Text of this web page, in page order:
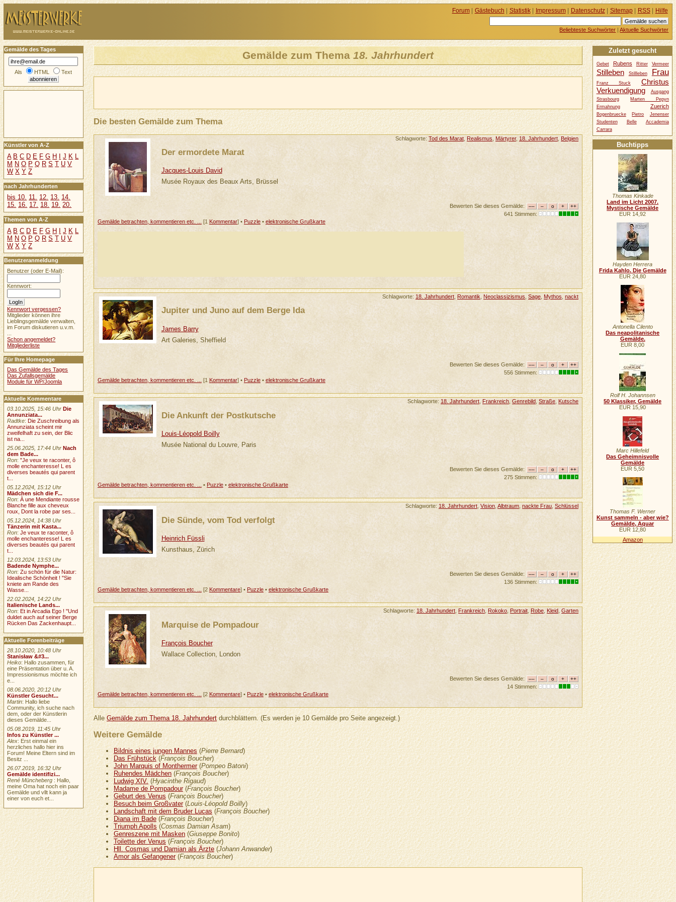
Gemälde zum Thema 18. Jahrhundert
Die besten Gemälde zum Thema
Schlagworte:Tod des Marat Realismus ,Märtyrer, 18. Jahrhundert ,Belgien
Der ermordete Marat
Jacques-Louis David
Musée Royaux des Beaux Arts, Brüssel
Bewerten Sie dieses Gemälde:
641 Stimmen:
Gemälde betrachten, kommentieren etc. ...
[1 Kommentar] • Puzzle• elektronische Grußkarte
Schlagworte: 18. Jahrhundert Romantik Neoclassizismus ,Sage Mythos ,nackt
Jupiter und Juno auf dem Berge Ida
James Barry
Art Galeries, Sheffield
Bewerten Sie dieses Gemälde:
556 Stimmen:
Gemälde betrachten, kommentieren etc. ...
[1 Kommentar] • Puzzle• elektronische Grußkarte
Schlagworte: 18. Jahrhundert Frankreich ,Genrebild ,Straße Kutsche
Die Ankunft der Postkutsche
Louis-Léopold Boilly
Musée National du Louvre, Paris
Bewerten Sie dieses Gemälde:
275 Stimmen:
Gemälde betrachten, kommentieren etc. ...
• Puzzle• elektronische Grußkarte
Schlagworte: 18. Jahrhundert ,Vision ,Albtraum ,nackte Frau ,Schlüssel
Die Sünde, vom Tod verfolgt
Heinrich Füssli
Kunsthaus, Zürich
Bewerten Sie dieses Gemälde:
136 Stimmen:
Gemälde betrachten, kommentieren etc. ...
[2 Kommentare] • Puzzle• elektronische Grußkarte
Schlagworte:18. Jahrhundert, Frankreich, Rokoko, Portrait, Robe, Kleid,Garten
Marquise de Pompadour
François Boucher
Wallace Collection, London
Bewerten Sie dieses Gemälde:
14 Stimmen:
Gemälde betrachten, kommentieren etc. ...
[2 Kommentare] • Puzzle• elektronische Grußkarte
AlleGemälde zum Thema 18. Jahrhundertdurchblättern. (Es werden je 10 Gemälde pro Seite angezeigt.)
Weitere Gemälde
Bildnis eines jungen Mannes(Pierre Bernard)
Das Frühstück(François Boucher)
John Marquis of Monthermer(Pompeo Batoni)
Ruhendes Mädchen(François Boucher)
Ludwig XIV.(Hyacinthe Rigaud)
Madame de Pompadour(François Boucher)
Geburt des Venus(François Boucher)
Besuch beim Großvater(Louis-Léopold Boilly)
Landschaft mit dem Bruder Lucas(François Boucher)
Diana im Bade(François Boucher)
Triumph Apolls(Cosmas Damian Asam)
Genreszene mit Masken(Giuseppe Bonito)
Toilette der Venus(François Boucher)
Hll. Cosmas und Damian als Ärzte(Johann Anwander)
Amor als Gefangener(François Boucher)
Gemälde des Tages
Als HTML Text
Künstler von A-Z
A B C D E F G H J K L
M N O P Q R S T U V
W X Y Z
nach Jahrhunderten
bis 10. 11. 12. 13. 14.
15. 16. 17. 18. 19. 20.
Themen von A-Z
A B C D E F G H I J K L
M N O P Q R S T U V
W X Y Z
Benutzeranmeldung
Benutzer (oder E-Mail):
Kennwort:
Kennwort vergessen?
Mitglieder können ihre
Lieblingsgemälde verwalten,
im Forum diskutieren u.v.m.
Schon angemeldet?
Mitgliederliste
Für Ihre Homepage
Das Gemälde des Tages
Das Zufallsgemälde
Module für WP/Joomla
Aktuelle Kommentare
03.10.2025, 15:46 Uhr Die
Annunziata...
Radtke: Die Zuschreibung als
Annunziata scheint mir
zweifelhaft zu sein, der Blic
ist na...
25.06.2025, 17:44 Uhr Nach
dem Bade...
Ron:"Je veux te raconter, ô
molle enchanteresse! L es
diverses beautés qui parent
t...
05.12.2024, 15:12 Uhr
Mädchen sich die F...
Ron:À une Mendiante rousse
Blanche fille aux cheveux
roux, Dont la robe par ses...
05.12.2024, 14:38 Uhr
Tänzerin mit Kasta...
Ron:Je veux te raconter, ô
molle enchanteresse! L es
diverses beautés qui parent
t...
12.03.2024, 13:53 Uhr
Badende Nymphe...
Ron:Zu schön für die Natur:
Idealische Schönheit ! "Sie
kniete am Rande des
Wasse...
22.02.2024, 14:22 Uhr
Italienische Lands...
Ron:Et in Arcadia Ego ! "Und
duldet auch auf seiner Berge
Rücken Das Zackenhaupt...
Aktuelle Forenbeiträge
28.10.2020, 10:48 Uhr
Stanisław &#3...
Heiko: Hallo zusammen, für
eine Präsentation über u. A.
Impressionismus möchte ich
e...
08.06.2020, 20:12 Uhr
Künstler Gesucht...
Martin: Hallo liebe
Community, ich suche nach
dem, oder der Künstlerin
dieses Gemälde...
05.08.2019, 11:45 Uhr
Infos zu Künstler ...
Alex: Erst einmal ein
herzliches hallo hier ins
Forum! Meine Eltern sind im
Besitz ...
26.07.2019, 16:32 Uhr
Gemälde identifizi...
René Müncheberg : Hallo,
meine Oma hat noch ein paar
Gemälde und vllt kann ja
einer von euch et...
Forum| Gästebuch | Statistik| Impressum| Datenschutz| Sitemap| RSS| Hilfe
Beliebteste Suchwörter |Aktuelle Suchwörter
Zuletzt gesucht
Gebet Rubens Ritter Vermeer
Stilleben Stillleben Frau
Franz Stuck
Christus
Verkuendigung
Ausgang
Strasbourg
Marten Pepyn
Ermahnung
Zuerich
Bogenbruecke Pietro
Jenenser
Studenten
Belle
Accademia
Carrara
Buchtipps
Thomas Kinkade
Land im Licht 2007.
Mystische Gemälde
EUR 14,92
Hayden Herrera
Frida Kahlo. Die Gemälde
EUR 24,80
Antonella Cilento
Das neapolitanische
Gemälde.
EUR 8,00
Rolf H. Johannsen
50 Klassiker, Gemälde
EUR 15,90
Marc Hillefeld
Das Geheimnisvolle
Gemälde
EUR 5,50
Thomas F. Werner
Kunst sammeln - aber wie?
Gemälde, Aquar
EUR 12,80
Amazon